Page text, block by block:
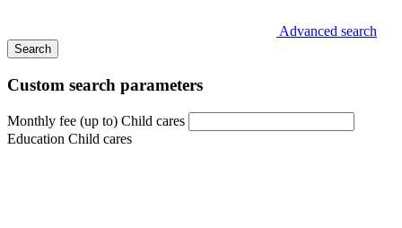
Advanced search
Search
Custom search parameters
Monthly fee (up to) Child cares
Education Child cares